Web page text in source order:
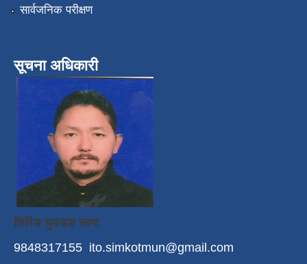
सार्वजनिक परीक्षण
सूचना अधिकारी
छिरिङ युङडङ लामा
9848317155 ito.simkotmun@gmail.com